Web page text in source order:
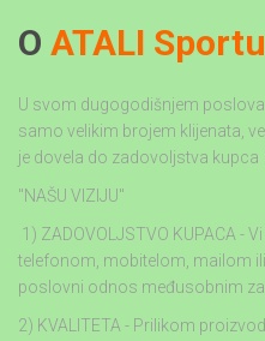
O ATALI Sportu
U svom dugogodišnjem
samo velikim brojem klijenata,
je dovela do zadovoljstva kupca
"NAŠU VIZIJU"
1) ZADOVOLJSTVO KUPACA -
telefonom, mobitelom, mailom
poslovni odnos međusobnim
2) KVALITETA - Prilikom